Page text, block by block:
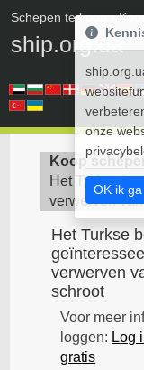
Schepen te koop•
ship.org.ua
Koop
Het Turkse
verwerven
Het Turkse
verwerven
schroot
Voor meer
loggen: Log
gratis
onze
OK ik